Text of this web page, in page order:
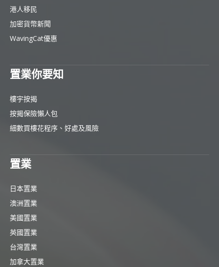
港人移民
加密貨幣新聞
WavingCat優惠
置業你要知
樓宇按揭
按揭保險懶人包
細數買樓花程序、好處及風險
置業
日本置業
澳洲置業
美國置業
英國置業
台灣置業
加拿大置業